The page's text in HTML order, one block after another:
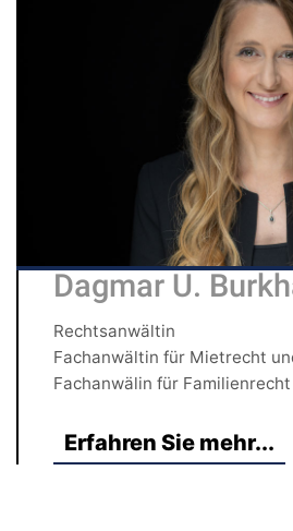
Dagmar U.
Rechtsanwältin
Fachanwältin für Mietrecht
Fachanwälin für Familienrecht
Erfahren Sie mehr...